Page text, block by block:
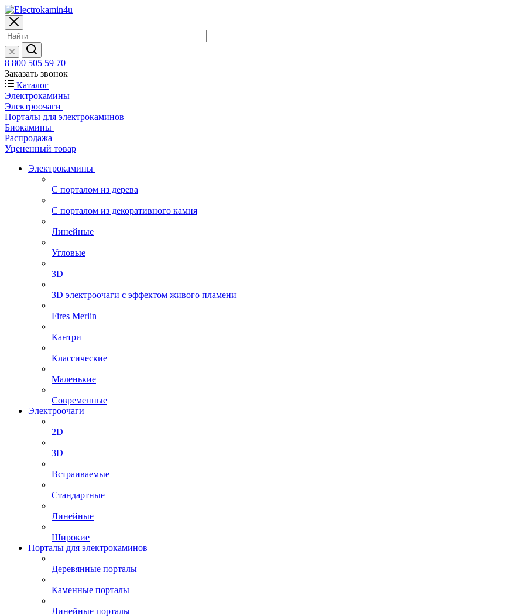
8 800 505 59 70
Заказать звонок
Каталог
Электрокамины
Электроочаги
Порталы для электрокаминов
Биокамины
Распродажа
Уцененный товар
Электрокамины
С порталом из дерева
С порталом из декоративного камня
Линейные
Угловые
3D
3D электроочаги с эффектом живого пламени
Fires Merlin
Кантри
Классические
Маленькие
Современные
Электроочаги
2D
3D
Встраиваемые
Стандартные
Линейные
Широкие
Порталы для электрокаминов
Деревянные порталы
Каменные порталы
Линейные порталы